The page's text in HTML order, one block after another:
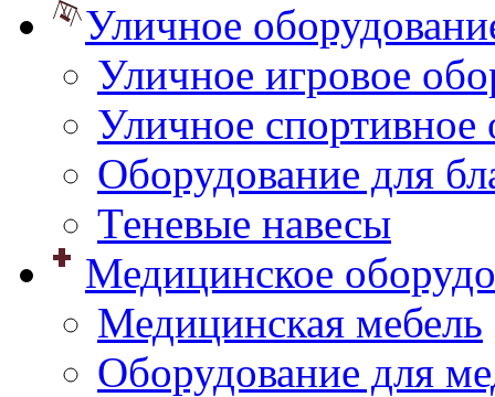
Уличное
Уличное игровое
Уличное спортивное
Оборудование для
Теневые навесы
Медицинское
Медицинская мебель
Оборудование для